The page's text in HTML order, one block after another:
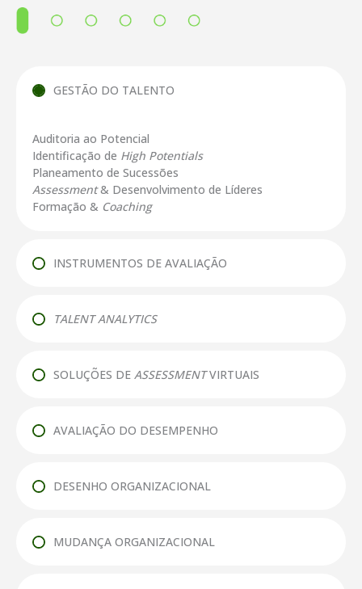
GESTÃO DO TALENTO
Auditoria ao Potencial
Identificação de High Potentials
Planeamento de Sucessões
Assessment& Desenvolvimento de Líderes
Formação & Coaching
INSTRUMENTOS DE AVALIAÇÃO
TALENT ANALYTICS
SOLUÇÕES DE ASSESSMENTVIRTUAIS
AVALIAÇÃO DO DESEMPENHO
DESENHO ORGANIZACIONAL
MUDANÇA ORGANIZACIONAL